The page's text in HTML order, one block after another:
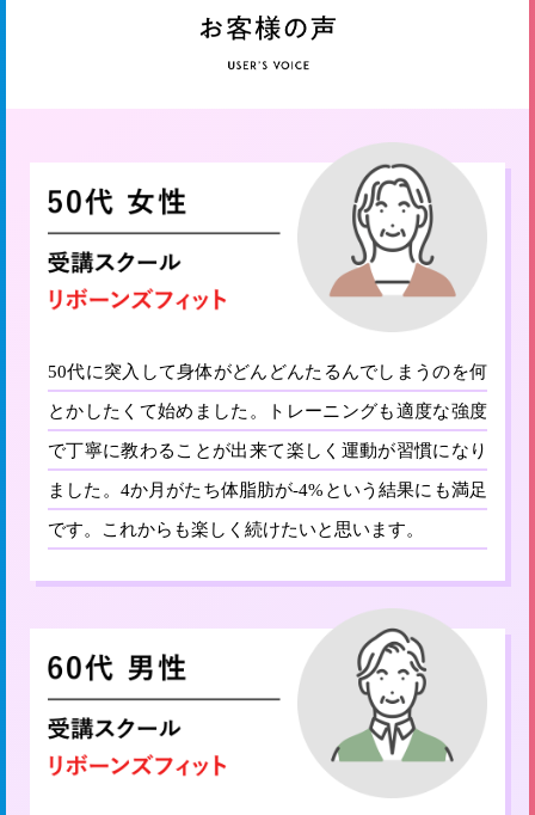
50代に突入して身体がどんどんたるんでしまうのを何
とかしたくて始めました。トレーニングも適度な強度
で丁寧に教わることが出来て楽しく運動が習慣になり
ました。4か月がたち体脂肪が-4%という結果にも満足
です。これからも楽しく続けたいと思います。